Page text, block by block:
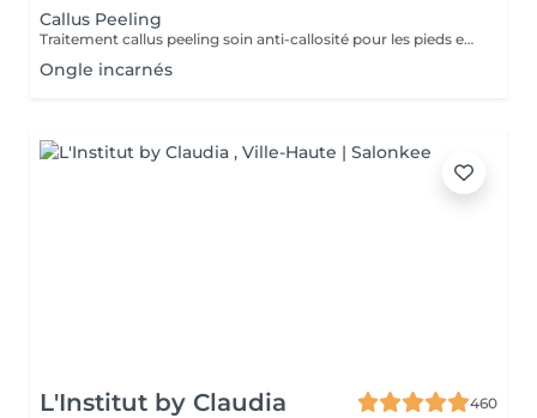
Callus Peeling
Traitement callus peeling soin anti-callosité pour les pieds en seulement 15 minutes CALLUSPEELING permet d'éliminer facilement, sans lames ni cutters, les callosités et les fissures, donnant aux pieds une incroyable douceur et une sensation infinie de légèreté.
Ongle incarnés
L'Institut by Claudia
460